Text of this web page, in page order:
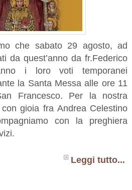
che sabato 29 agosto, ad
da quest’anno da fr.Federico
i loro voti temporanei
la Santa Messa alle ore 11
Francesco. Per la nostra
gioia fra Andrea Celestino
con la preghiera
Leggi tutto...